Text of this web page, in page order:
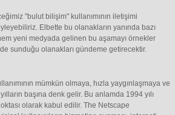
"bulut bilişim" kullanımının iletişimi
Elbette bu olanakların yanında bazı
yeni medyada gelinen bu aşamayı örnekler
sunduğu olanakları gündeme getirecektir.
mümkün olmaya, hızla yaygınlaşmaya ve
başına denk gelir. Bu anlamda 1994 yılı
olarak kabul edilir. The Netscape